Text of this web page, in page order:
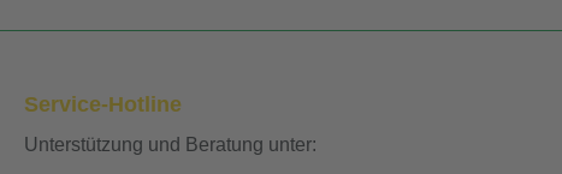
Service-Hotline
Unterstützung und Beratung unter: